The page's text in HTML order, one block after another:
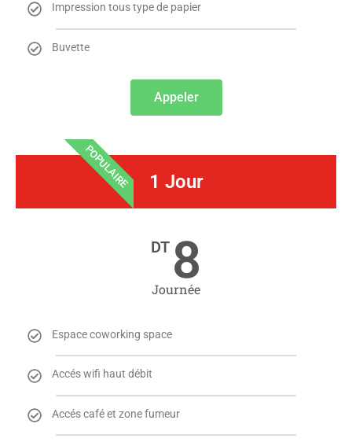
Impression tous type de papier
Buvette
Appeler
POPULAIRE 1 Jour
DT 8
Journée
Espace coworking space
Accés wifi haut débit
Accés café et zone fumeur